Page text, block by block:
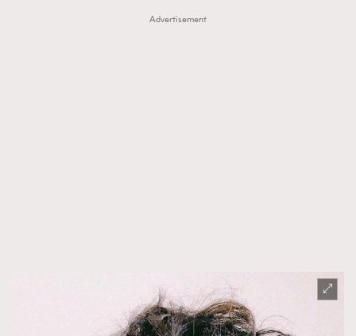
TRENDING
Advertisement